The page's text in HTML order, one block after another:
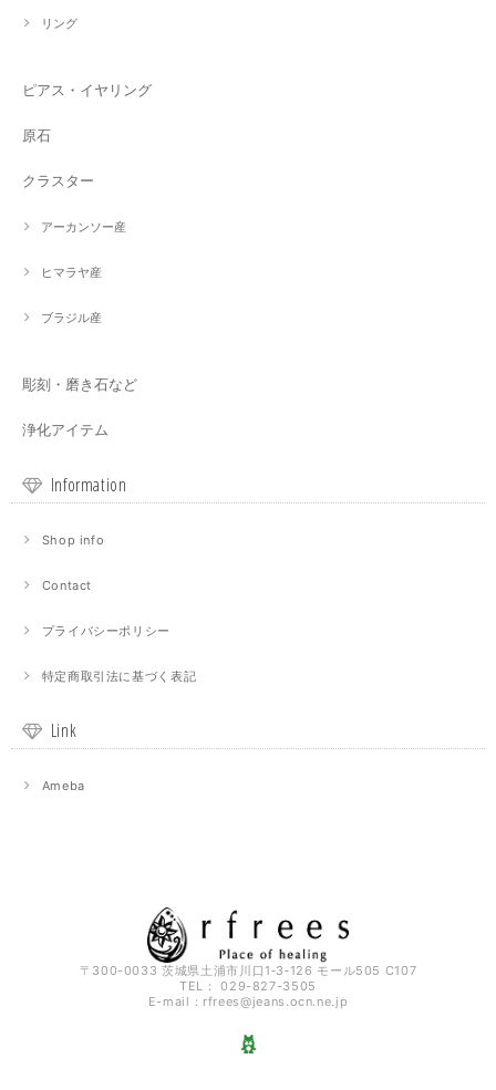
リング
ピアス・イヤリング
原石
クラスター
アーカンソー産
ヒマラヤ産
ブラジル産
彫刻・磨き石など
浄化アイテム
Information
Shop info
Contact
プライバシーポリシー
特定商取引法に基づく表記
Link
Ameba
〒300-0033 茨城県土浦市川口1‐3‐126 モール505 C107
TEL： 029-827-3505
E-mail： rfrees@jeans.ocn.ne.jp